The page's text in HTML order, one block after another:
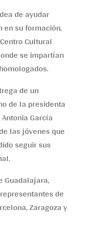
de ayudar
en su formación,
Cultural
se impartían
de un
de la presidenta
García
las jóvenes que
seguir sus
Guadalajara,
de
Zaragoza y